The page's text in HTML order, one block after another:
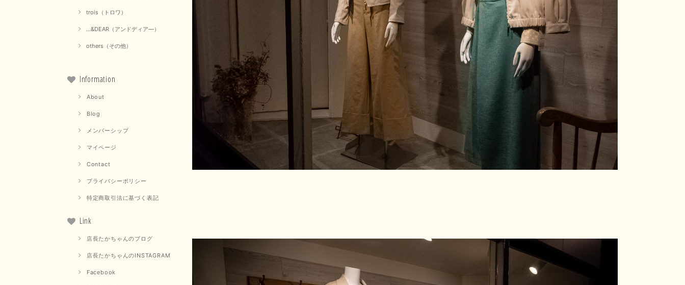
trois（トロワ）
...&DEAR（アンドディア―）
others（その他）
Information
About
Blog
メンバーシップ
マイページ
Contact
プライバシーポリシー
特定商取引法に基づく表記
Link
店長たかちゃんのブログ
店長たかちゃんのINSTAGRAM
Facebook